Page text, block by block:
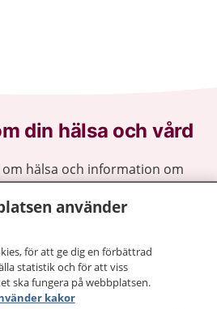
din hälsa och vård
om hälsa och information om
du kan kontakta.
journal och göra dina
1177 för
runt.
vill må bättre.
använder
för att ge dig en förbättrad
statistik och för att viss
ska fungera på webbplatsen.
kakor